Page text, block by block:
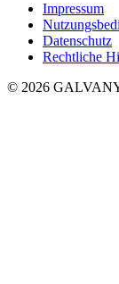
Impressum
Datenschutz
Rechtliche
© 2026